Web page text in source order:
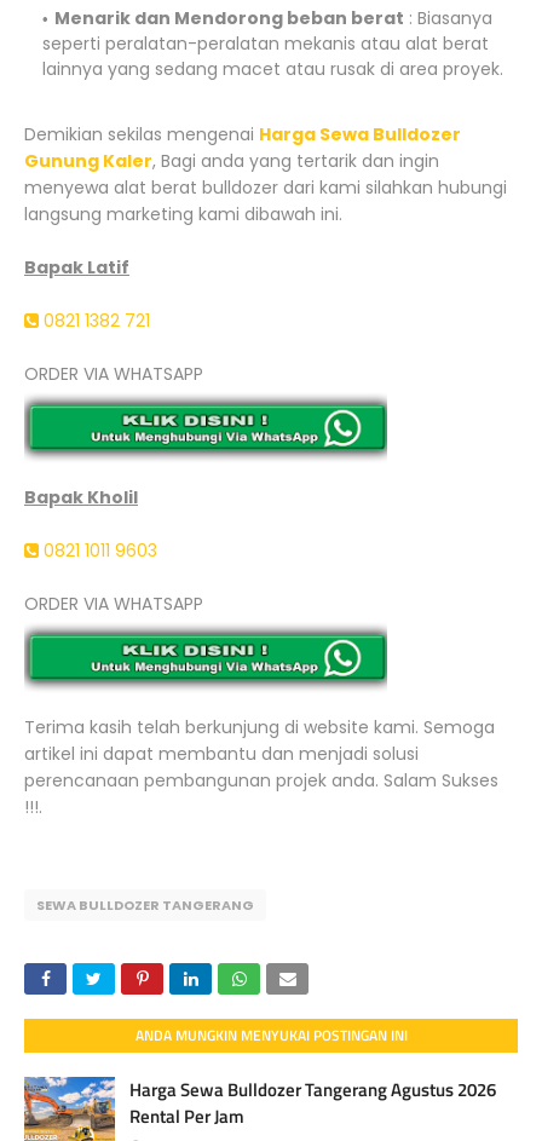
Menarik dan Mendorong beban berat : Biasanya
seperti peralatan-peralatan mekanis atau alat berat
lainnya yang sedang macet atau rusak di area proyek.
Demikian sekilas mengenai Harga Sewa Bulldozer
Gunung Kaler, Bagi anda yang tertarik dan ingin
menyewa alat berat bulldozer dari kami silahkan hubungi
langsung marketing kami dibawah ini.
Bapak Latif
0821 1382 721
ORDER VIA WHATSAPP
Bapak Kholil
0821 1011 9603
ORDER VIA WHATSAPP
Terima kasih telah berkunjung di website kami. Semoga
artikel ini dapat membantu dan menjadi solusi
perencanaan pembangunan projek anda. Salam Sukses
!!!.
SEWA BULLDOZER TANGERANG
ANDA MUNGKIN MENYUKAI POSTINGAN INI
Harga Sewa Bulldozer Tangerang Agustus 2026
Rental Per Jam